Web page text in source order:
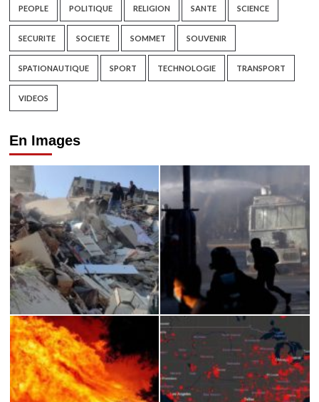
PEOPLE POLITIQUE RELIGION SANTE SCIENCE
SECURITE SOCIETE SOMMET SOUVENIR
SPATIONAUTIQUE SPORT TECHNOLOGIE TRANSPORT
VIDEOS
En Images